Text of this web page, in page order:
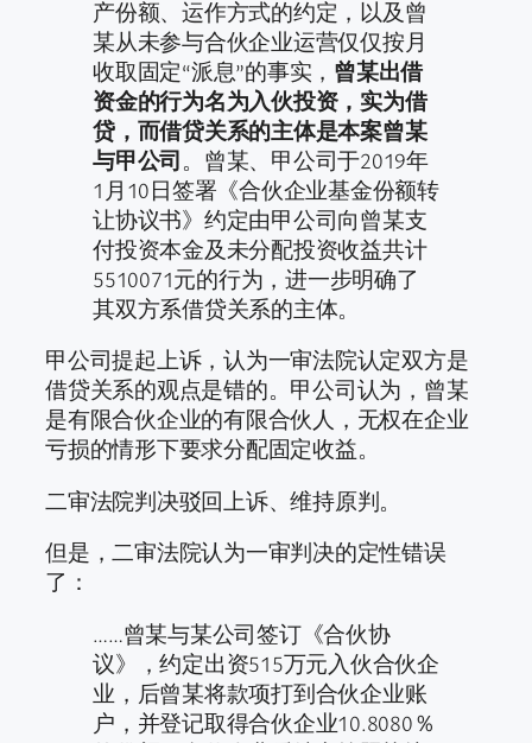
产份额、运作方式的约定，以及曾
某从未参与合伙企业运营仅仅按月
收取固定“派息”的事实， 曾某出借
资金的行为名为入伙投资，实为借
贷，而借贷关系的主体是本案曾某
与甲公司。曾某、甲公司于2019年
1月10日签署《合伙企业基金份额转
让协议书》约定由甲公司向曾某支
付投资本金及未分配投资收益共计
5510071元的行为，进一步明确了
其双方系借贷关系的主体。
甲公司提起上诉，认为一审法院认定双方是
借贷关系的观点是错的。甲公司认为，曾某
是有限合伙企业的有限合伙人，无权在企业
亏损的情形下要求分配固定收益。
二审法院判决驳回上诉、维持原判。
但是，二审法院认为一审判决的定性错误
了：
……曾某与某公司签订《合伙协
议》，约定出资515万元入伙合伙企
业，后曾某将款项打到合伙企业账
户，并登记取得合伙企业10.8080％